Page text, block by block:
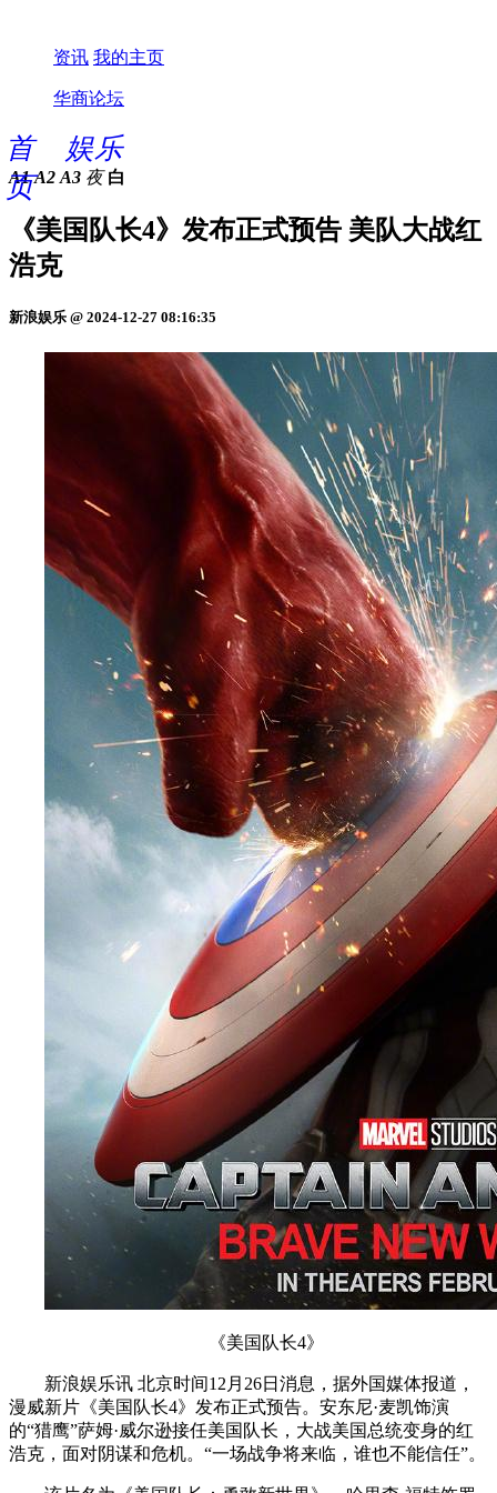
资讯 我的主页
华商论坛
首
页
娱乐
A1 A2 A3 夜 白
《美国队长4》发布正式预告 美队大战红
浩克
新浪娱乐 @ 2024-12-27 08:16:35
《美国队长4》
新浪娱乐讯 北京时间12月26日消息，据外国媒体报道，
漫威新片《美国队长4》发布正式预告。安东尼·麦凯饰演
的“猎鹰”萨姆·威尔逊接任美国队长，大战美国总统变身的红
浩克，面对阴谋和危机。“一场战争将来临，谁也不能信任”。